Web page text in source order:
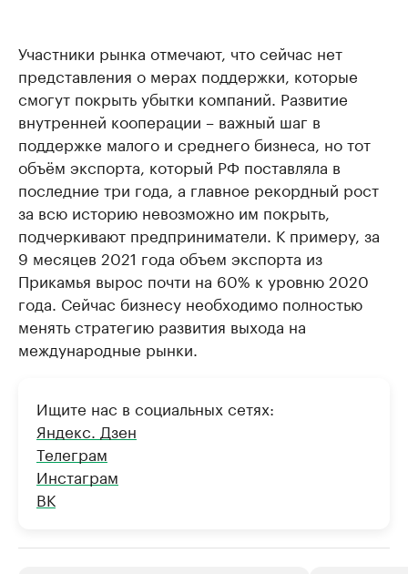
Участники рынка отмечают, что сейчас нет
представления о мерах поддержки, которые
смогут покрыть убытки компаний. Развитие
внутренней кооперации – важный шаг в
поддержке малого и среднего бизнеса, но тот
объём экспорта, который РФ поставляла в
последние три года, а главное рекордный рост
за всю историю невозможно им покрыть,
подчеркивают предприниматели. К примеру, за
9 месяцев 2021 года объем экспорта из
Прикамья вырос почти на 60% к уровню 2020
года. Сейчас бизнесу необходимо полностью
менять стратегию развития выхода на
международные рынки.
Ищите нас в социальных сетях:
Яндекс. Дзен
Телеграм
Инстаграм
ВК